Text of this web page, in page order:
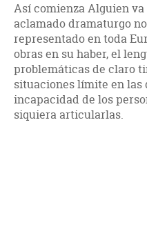
Así comienza Alguien va
aclamado dramaturgo
representado en toda
obras en su haber, el
problemáticas de claro
situaciones límite en las
incapacidad de los
siquiera articularlas.